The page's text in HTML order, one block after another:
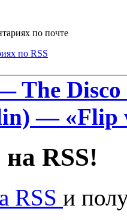
по почте
по RSS
The Disco
— «Flip
RSS!
RSS и